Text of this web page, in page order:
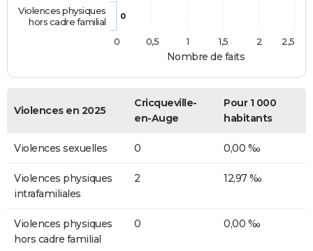
Nombre de faits
0
Violences physiques
hors cadre familial
0
0,5 1 1,5 2 2,5
Violences en 2025
Cricqueville-
en-Auge
Pour 1 000
habitants
Violences sexuelles 0 0,00 ‰
Violences physiques
intrafamiliales
2 12,97 ‰
Violences physiques
hors cadre familial
0 0,00 ‰